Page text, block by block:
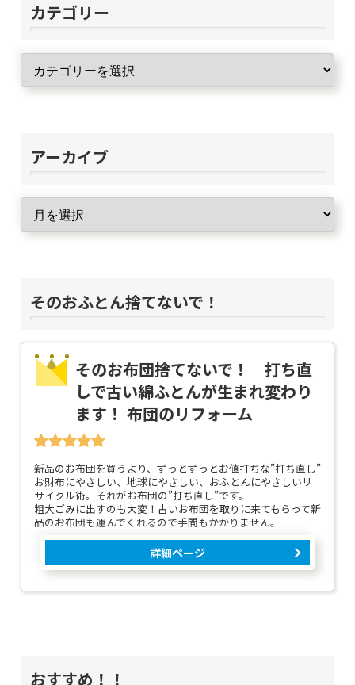
カテゴリー
アーカイブ
そのおふとん捨てないで！
そのお布団捨てないで！ 打ち直
しで古い綿ふとんが生まれ変わり
ます！ 布団のリフォーム
新品のお布団を買うより、ずっとずっとお値打ちな”打ち直し”
お財布にやさしい、地球にやさしい、おふとんにやさしいリ
サイクル術。それがお布団の”打ち直し”です。
粗大ごみに出すのも大変！古いお布団を取りに来てもらって新
品のお布団も運んでくれるので手間もかかりません。
詳細ページ
おすすめ！！